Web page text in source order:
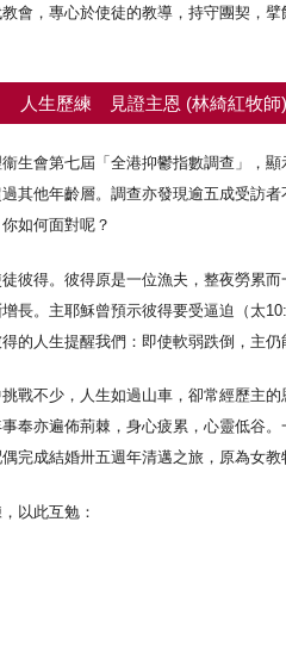
會，專心於使徒的教導，持守團契，
人生歷練 見證主恩 (林綺紅牧
生會第七屆「全港抑鬱指數調查」，
其他年齡層。調查亦發現逾五成受訪
如何面對呢？
彼得。彼得原是一位漁夫，整夜勞累
長。主耶穌曾預示彼得要受逼迫（太
的人生提醒我們：即使軟弱跌倒，主
戰不少，人生如過山車，卻常經歷主
奉亦遍佈荊棘，身心疲累，心靈低谷
完成結婚卅五週年清邁之旅，原為女
以此互勉：